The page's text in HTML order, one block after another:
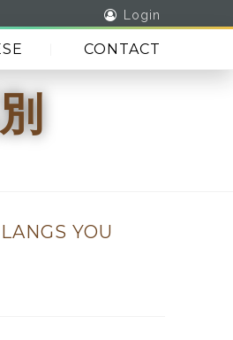
Login
CONTACT
YOU